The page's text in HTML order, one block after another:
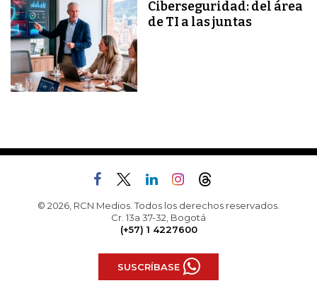
Ciberseguridad: del área
de TI a las juntas
© 2026, RCN Medios. Todos los derechos reservados.
Cr. 13a 37-32, Bogotá
(+57) 1 4227600
SUSCRÍBASE